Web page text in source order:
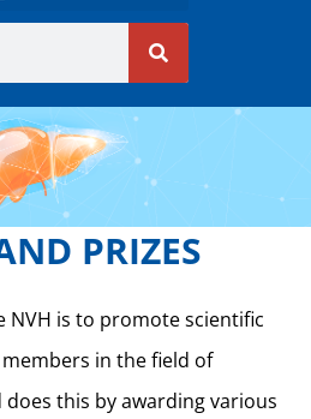
PRIZES
NVH is to promote scientific
in the field of
this by awarding various